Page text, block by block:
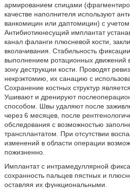
армированием спицами
качестве наполнителя используют
ванкомицин или даптомицин) с
Антибиотикнесущий имплантат
канал фаланги плюсневой кости,
вколачивания. Стабильность
выполнением ротационных движений
зону деструкции кости. Проводят
некрэктомию, их санацию с
Сохранение костных структур
Ушивают и дренируют
способом. Швы удаляют после
через 6 месяцев, после
обследования с возможностью
трансплантатом. При отсутствии
изменений в области операции
пожизненно.
Имплантат с интрамедуллярной
сохранность пальцев пястных и
оставляя их функциональными.